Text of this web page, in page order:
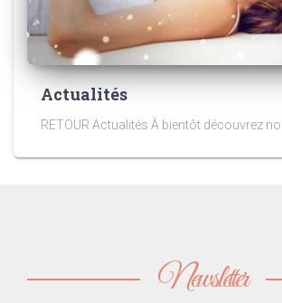
Actualités
RETOUR Actualités À bientôt découvrez
Newsletter